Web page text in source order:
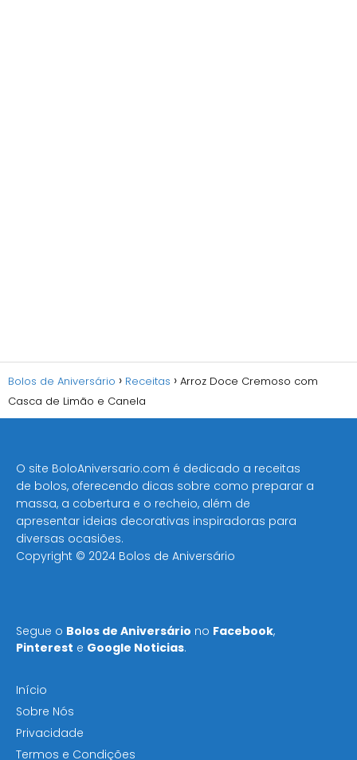
Bolos de Aniversário Receitas
Arroz Doce Cremoso com
Casca de Limão e Canela
O site BoloAniversario.com é dedicado a receitas
de bolos, oferecendo dicas sobre como preparar a
massa, a cobertura e o recheio, além de
apresentar ideias decorativas inspiradoras para
diversas ocasiões​.
Copyright © 2024 Bolos de Aniversário
Segue o Bolos de Aniversário no Facebook,
Pinterest e Google Noticias.
Início
Sobre Nós
Privacidade
Termos e Condições